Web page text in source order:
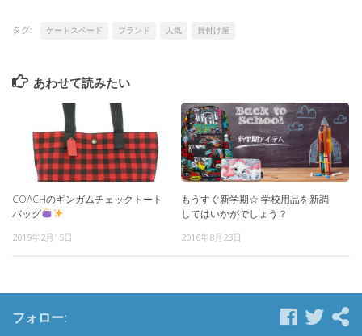
タグ: ケートスペード ブランド 人気 買付け屋
あわせて読みたい
COACHのギンガムチェックトート
バッグ
2019年2月15日
もうすぐ新学期☆ 学校用品を新調
してはいかがでしょう？
2016年8月23日
フォロー: